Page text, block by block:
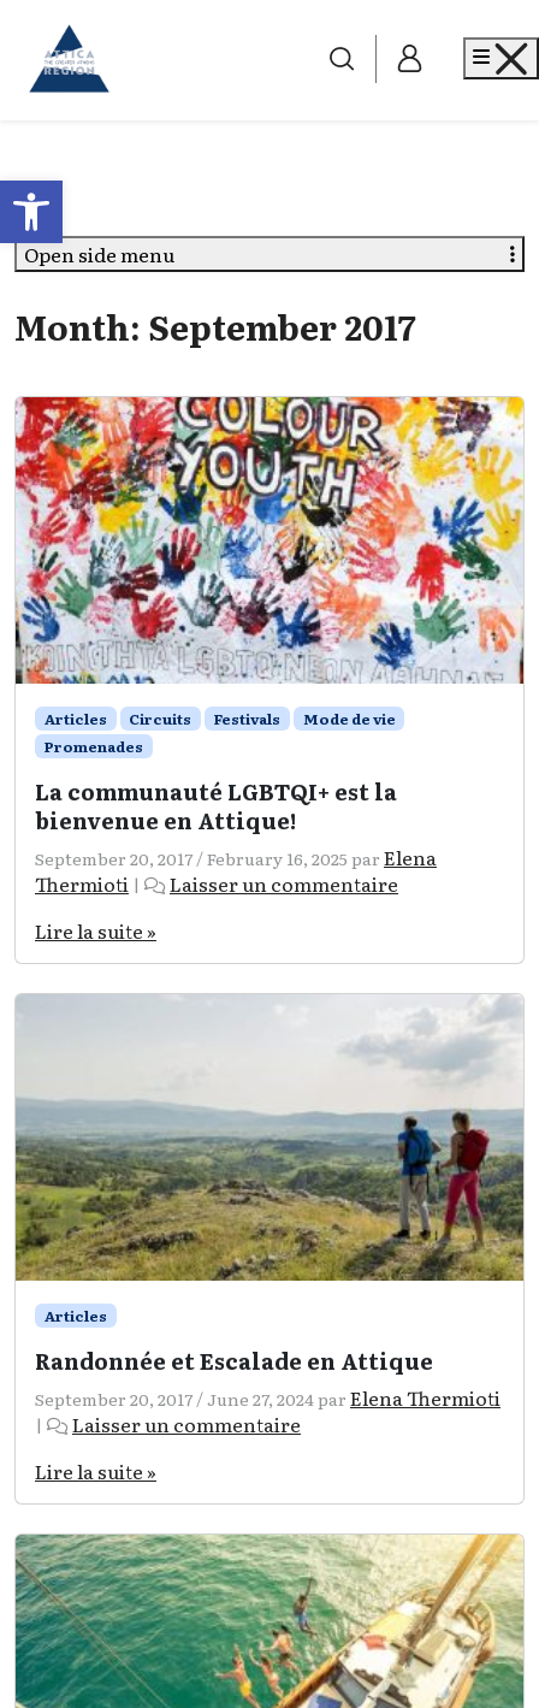
Open toolbar
Go to home
Month: September 2017
Articles Circuits Festivals
Mode de vie
Promenades
La communauté LGBTQI+ est la
bienvenue en Attique!
September 20, 2017 /February 16, 2025 par Elena
Thermioti |
Laisser un commentaire
Lire la suite »
Articles
Randonnée et Escalade en Attique
September 20, 2017 /June 27, 2024par Elena Thermioti
|
Laisser un commentaire
Lire la suite »
Open side menu